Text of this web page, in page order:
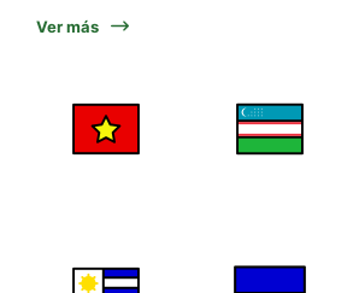
Ver más